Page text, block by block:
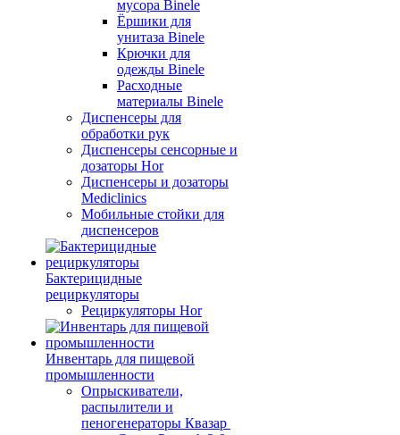
мусора Binele
Ёршики для
унитаза Binele
Крючки для
одежды Binele
Расходные
материалы Binele
Диспенсеры для
обработки рук
Диспенсеры сенсорные и
дозаторы Hor
Диспенсеры и дозаторы
Mediclinics
Мобильные стойки для
диспенсеров
Бактерицидные
рециркуляторы
Рециркуляторы Hor
Инвентарь для пищевой
промышленности
Опрыскиватели,
распылители и
пеногенераторы Квазар